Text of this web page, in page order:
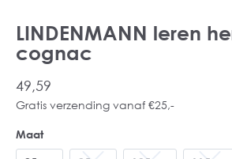
LINDENMANN leren
cognac
49,59
Gratis verzending vanaf €25,-
Maat